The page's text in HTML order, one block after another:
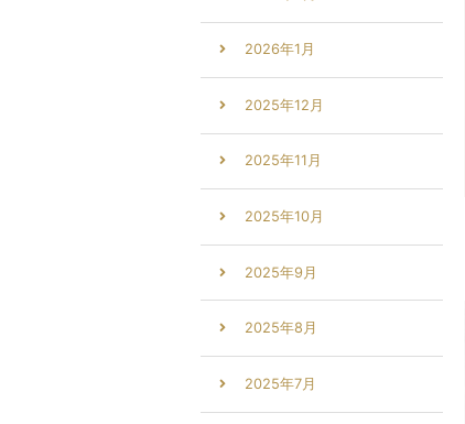
2026年1月
2025年12月
2025年11月
2025年10月
2025年9月
2025年8月
2025年7月